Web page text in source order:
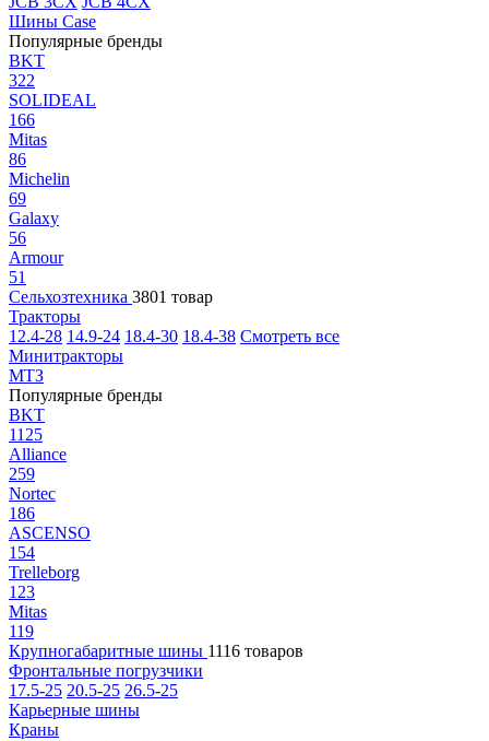
Шины Case
Популярные бренды
BKT
322
SOLIDEAL
166
Mitas
86
Michelin
69
Galaxy
56
Armour
51
Сельхозтехника 3801 товар
Тракторы
12.4-28 14.9-24 18.4-30 18.4-38 Смотреть все
Минитракторы
МТЗ
Популярные бренды
BKT
1125
Alliance
259
Nortec
186
ASCENSO
154
Trelleborg
123
Mitas
119
Крупногабаритные шины 1116 товаров
Фронтальные погрузчики
17.5-25 20.5-25 26.5-25
Карьерные шины
Краны